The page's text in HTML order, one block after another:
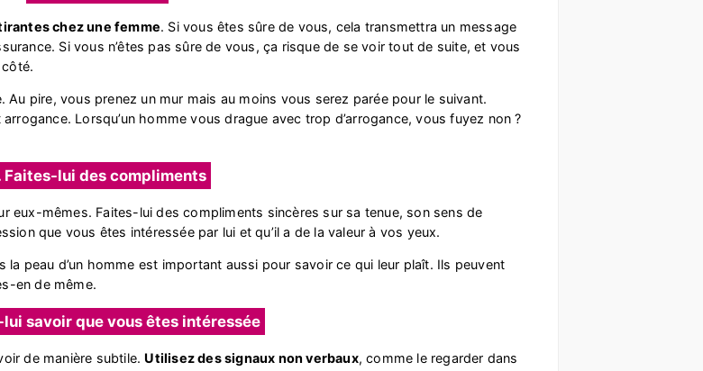
chez une femme. Si vous êtes sûre de vous, cela transmettra un message
Si vous n’êtes pas sûre de vous, ça risque de se voir tout de suite, et vous
pire, vous prenez un mur mais au moins vous serez parée pour le suivant.
Lorsqu’un homme vous drague avec trop d’arrogance, vous fuyez non ?
Faites-lui des compliments
eux-mêmes. Faites-lui des compliments sincères sur sa tenue, son sens de
que vous êtes intéressée par lui et qu’il a de la valeur à vos yeux.
la peau d’un homme est important aussi pour savoir ce qui leur plaît. Ils peuvent
en de même.
lui savoir que vous êtes intéressée
de manière subtile. Utilisez des signaux non verbaux, comme le regarder dans